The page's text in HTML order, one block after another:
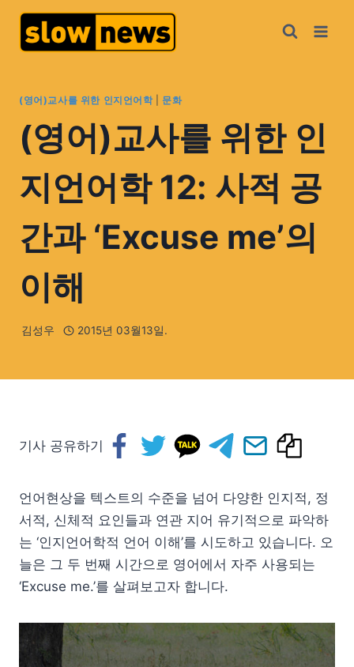
(영어)교사를 위한 인지언어학| 문화
(영어)교사를 위한 인
지언어학 12: 사적 공
간과 ‘Excuse me’의
이해
김성우 2015년 03월13일.
기사 공유하기
언어현상을 텍스트의 수준을 넘어 다양한 인지적, 정
서적, 신체적 요인들과 연관 지어 유기적으로 파악하
는 ‘인지언어학적 언어 이해’를 시도하고 있습니다. 오
늘은 그 두 번째 시간으로 영어에서 자주 사용되는
‘Excuse me.’를 살펴보고자 합니다.